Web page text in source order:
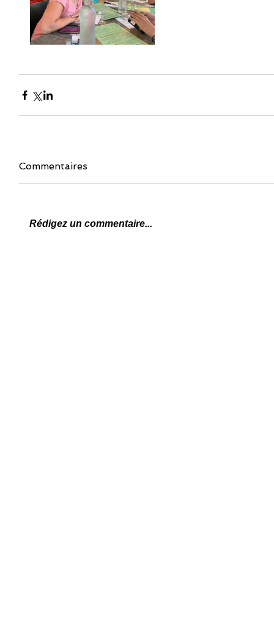
Commentaires
Rédigez un commentaire...